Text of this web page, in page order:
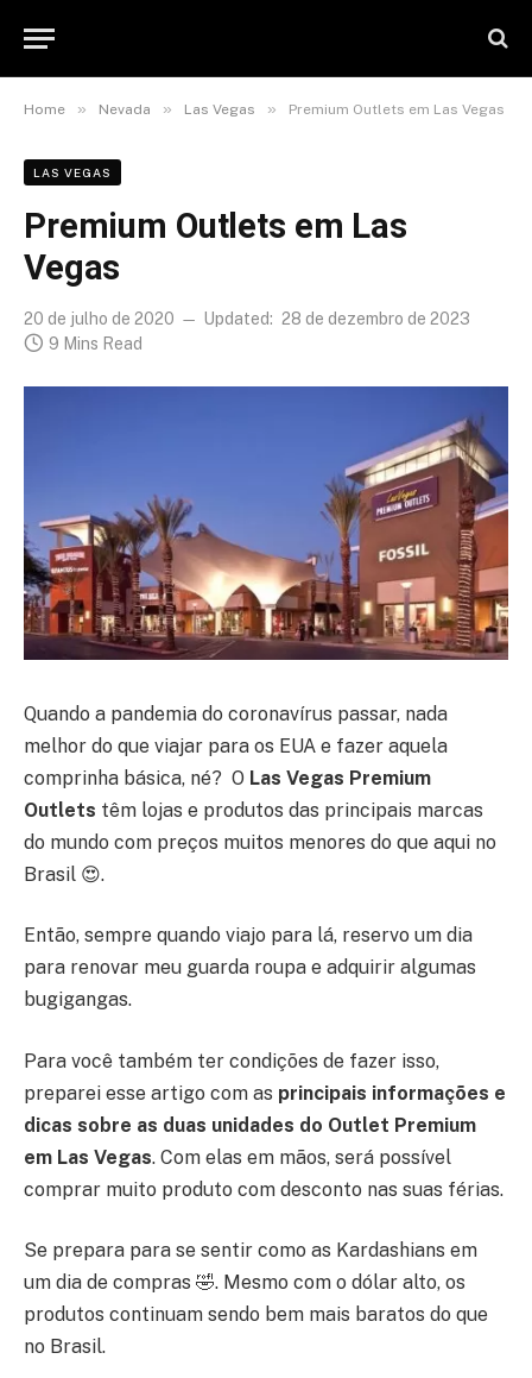
Home » Nevada » Las Vegas » Premium Outlets em Las Vegas
LAS VEGAS
Premium Outlets em Las
Vegas
20 de julho de 2020 Updated: 28 de dezembro de 2023
9 Mins Read
Quando a pandemia do coronavírus passar, nada
melhor do que viajar para os EUA e fazer aquela
comprinha básica, né? O Las Vegas Premium
Outlets têm lojas e produtos das principais marcas
do mundo com preços muitos menores do que aqui no
Brasil 😍.
Então, sempre quando viajo para lá, reservo um dia
para renovar meu guarda roupa e adquirir algumas
bugigangas.
Para você também ter condições de fazer isso,
preparei esse artigo com as principais informações e
dicas sobre as duas unidades do Outlet Premium
em Las Vegas. Com elas em mãos, será possível
comprar muito produto com desconto nas suas férias.
Se prepara para se sentir como as Kardashians em
um dia de compras 🤣. Mesmo com o dólar alto, os
produtos continuam sendo bem mais baratos do que
no Brasil.